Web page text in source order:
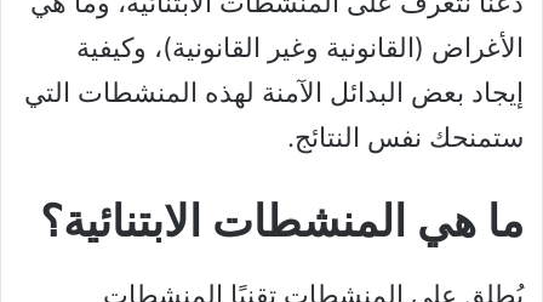
الأغراض (القانونية وغير القانونية)، وكيفية
إيجاد بعض البدائل الآمنة لهذه المنشطات التي
ستمنحك نفس النتائج.
ما هي المنشطات الابتنائية؟
يُطلق على المنشطات تقنيًا المنشطات